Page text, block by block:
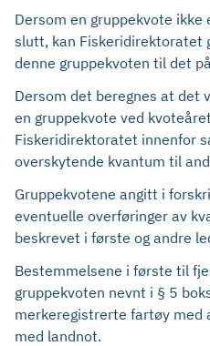
Dersom en gruppekvote
slutt, kan Fiskeridirektoratet
denne gruppekvoten til det
Dersom det beregnes at det
en gruppekvote ved
Fiskeridirektoratet innenfor
overskytende kvantum til
Gruppekvotene angitt i
eventuelle overføringer av
beskrevet i første og andre
Bestemmelsene i første til
gruppekvoten nevnt i § 5
merkeregistrerte fartøy med
med landnot.